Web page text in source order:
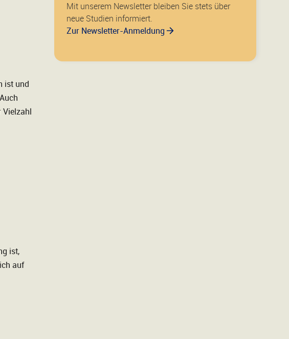
ist und
Vielzahl
ist,
auf
Mit unserem Newsletter bleiben Sie stets über
neue Studien informiert.
Zur Newsletter-Anmeldung